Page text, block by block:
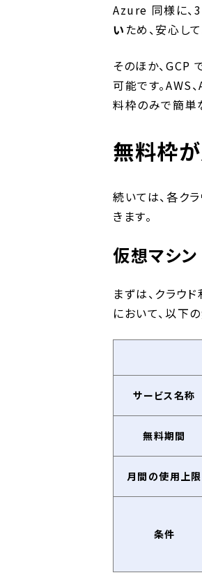
Azure 同様に、
い ため、安心し
そのほか、GCP
可能です。AWS
料枠のみで簡単
無料枠
続いては、各ク
きます。
仮想マシン
まずは、クラウ
において、以下
サービス名称
無料期間
月間の使用上限
条件